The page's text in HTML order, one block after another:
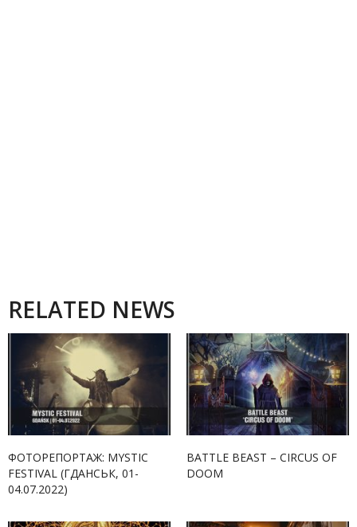
RELATED NEWS
ФОТОРЕПОРТАЖ: MYSTIC
FESTIVAL (ГДАНСЬК, 01-
04.07.2022)
BATTLE BEAST – CIRCUS OF
DOOM